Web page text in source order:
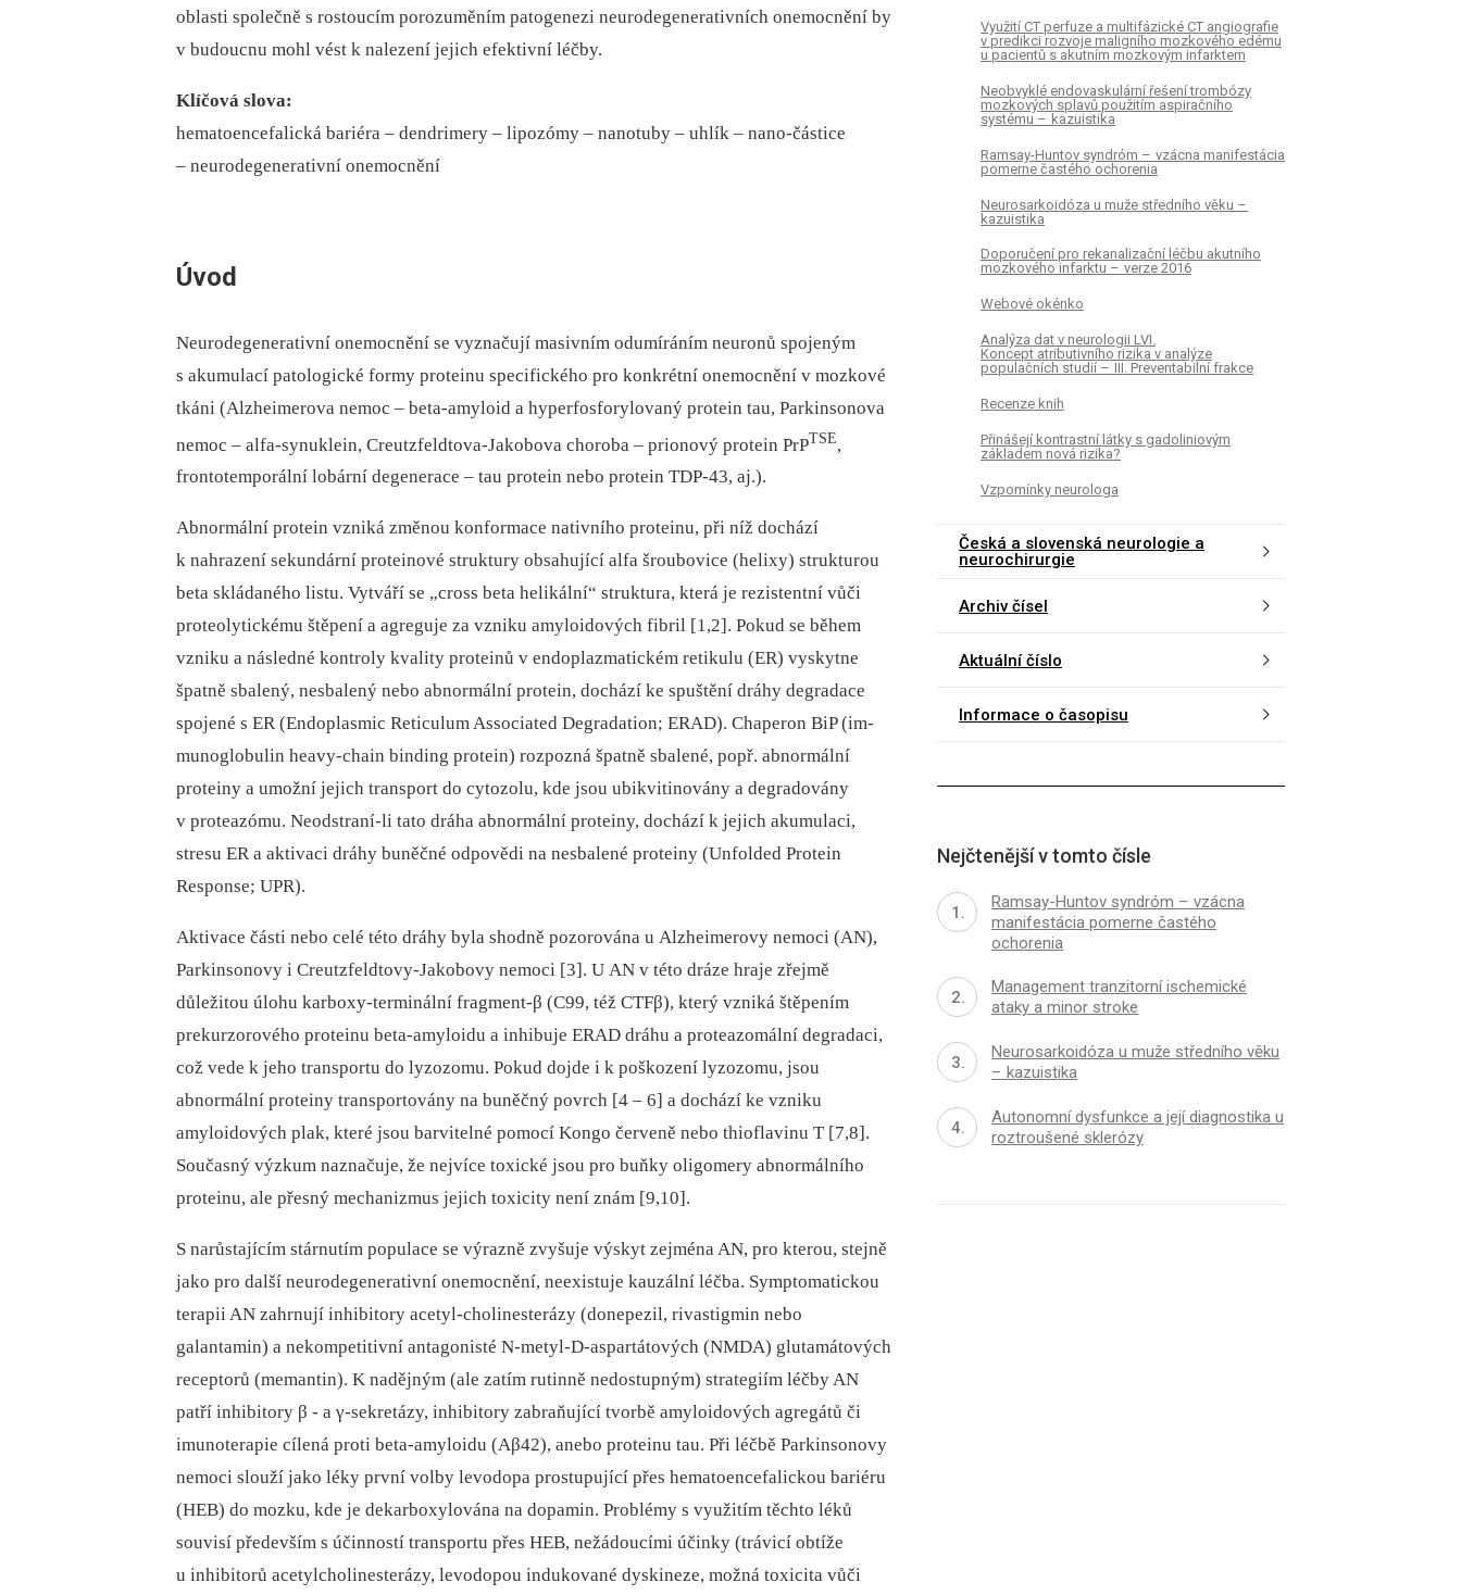
oblasti společně s rostoucím porozuměním patogenezi neurodegenerativních onemocnění by
v budoucnu mohl vést k nalezení jejich efektivní léčby.
Klíčová slova:
hematoencefalická bariéra –⁠ dendrimery –⁠ lipozómy –⁠ nanotuby –⁠ uhlík –⁠ nano-částice
–⁠ neurodegenerativní onemocnění
Úvod
Neurodegenerativní onemocnění se vyznačují masivním odumíráním neuronů spojeným
s akumulací patologické formy proteinu specifického pro konkrétní onemocnění v mozkové
tkáni (Alzheimerova nemoc –⁠ beta-amyloid a hyperfosforylovaný protein tau, Parkinsonova
nemoc –⁠ alfa-synuklein, Creutzfeldtova-Jakobova choroba –⁠ prionový protein PrPTSE,
frontotemporální lobární degenerace –⁠ tau protein nebo protein TDP-43, aj.).
Abnormální protein vzniká změnou konformace nativního proteinu, při níž dochází
k nahrazení sekundární proteinové struktury obsahující alfa šroubovice (helixy) strukturou
beta skládaného listu. Vytváří se „cross beta helikální“ struktura, která je rezistentní vůči
proteolytickému štěpení a agreguje za vzniku amyloidových fibril [1,2]. Pokud se během
vzniku a následné kontroly kvality proteinů v endoplazmatickém retikulu (ER) vyskytne
špatně sbalený, nesbalený nebo abnormální protein, dochází ke spuštění dráhy degradace
spojené s ER (Endoplasmic Reticulum As­sociated Degradation; ERAD). Chaperon BiP (im­
munoglobulin heavy-chain bind­ing protein) rozpozná špatně sbalené, popř. abnormální
proteiny a umožní jejich transport do cytozolu, kde jsou ubikvitinovány a degradovány
v proteazómu. Neodstraní-li tato dráha abnormální proteiny, dochází k jejich akumulaci,
stresu ER a aktivaci dráhy buněčné odpovědi na nesbalené proteiny (Unfolded Protein
Response; UPR).
Aktivace části nebo celé této dráhy byla shodně pozorována u Alzheimerovy nemoci (AN),
Parkinsonovy i Creutzfeldtovy-Jakobovy nemoci [3]. U AN v této dráze hraje zřejmě
důležitou úlohu karboxy-terminální fragment-β (C99, též CTFβ), který vzniká štěpením
prekurzorového proteinu beta-amyloidu a inhibuje ERAD dráhu a proteazomální degradaci,
což vede k jeho transportu do lyzozomu. Pokud dojde i k poškození lyzozomu, jsou
abnormální proteiny transportovány na buněčný povrch [4 –⁠ 6] a dochází ke vzniku
amyloidových plak, které jsou barvitelné pomocí Kongo červeně nebo thioflavinu T [7,8].
Současný výzkum naznačuje, že nejvíce toxické jsou pro buňky oligomery abnormálního
proteinu, ale přesný mechanizmus jejich toxicity není znám [9,10].
S narůstajícím stárnutím populace se výrazně zvyšuje výskyt zejména AN, pro kterou, stejně
jako pro další neurodegenerativní onemocnění, neexistuje kauzální léčba. Symp­tomatickou
terapii AN zahrnují inhibitory acetyl-cholinesterázy (donepezil, rivastigmin nebo
galantamin) a nekompetitivní antagonisté N-metyl-D-aspartátových (NMDA) glutamátových
receptorů (memantin). K nadějným (ale zatím rutin­ně nedostupným) strategiím léčby AN
patří inhibitory β -⁠ a γ-sekretázy, inhibitory zabraňující tvorbě amyloidových agregátů či
imunoterapie cílená proti beta-amyloidu (Aβ42), anebo proteinu tau. Při léčbě Parkinsonovy
nemoci slouží jako léky první volby levodopa prostupující přes hematoencefalickou bariéru
(HEB) do mozku, kde je dekarboxylována na dopamin. Problémy s využitím těchto léků
souvisí především s účin­ností transportu přes HEB, nežádoucími účinky (trávicí obtíže
u inhibitorů acetylcholinesterázy, levodopou indukované dyskineze, možná toxicita vůči
Využití CT perfuze a multifázické CT angiografie
v predikci rozvoje maligního mozkového edému
u pacientů s akutním mozkovým infarktem
Neobvyklé endovaskulární řešení trombózy
mozkových splavů použitím aspiračního
systému – kazuistika
Ramsay-Huntov syndróm – vzácna manifestácia
pomerne častého ochorenia
Neurosarkoidóza u muže středního věku –
kazuistika
Doporučení pro rekanalizační léčbu akutního
mozkového infarktu – verze 2016
Webové okénko
Analýza dat v neurologii LVI.
Koncept atributivního rizika v analýze
populačních studií – III. Preventabilní frakce
Recenze knih
Přinášejí kontrastní látky s gadoliniovým
základem nová rizika?
Vzpomínky neurologa
Česká a slovenská neurologie a
neurochirurgie
Archiv čísel
Aktuální číslo
Informace o časopisu
Nejčtenější v tomto čísle
Ramsay-Huntov syndróm – vzácna
manifestácia pomerne častého
ochorenia
Management tranzitorní ischemické
ataky a minor stroke
Neurosarkoidóza u muže středního věku
– kazuistika
Autonomní dysfunkce a její diagnostika u
roztroušené sklerózy